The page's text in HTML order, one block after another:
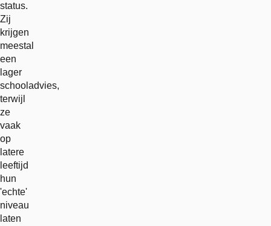
status.
Zij
krijgen
meestal
een
lager
schooladvies,
terwijl
ze
vaak
op
latere
leeftijd
hun
'echte'
niveau
laten